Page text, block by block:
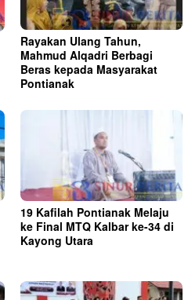
Rayakan Ulang Tahun,
Mahmud Alqadri Berbagi
Beras kepada Masyarakat
Pontianak
19 Kafilah Pontianak Melaju
ke Final MTQ Kalbar ke-34 di
Kayong Utara